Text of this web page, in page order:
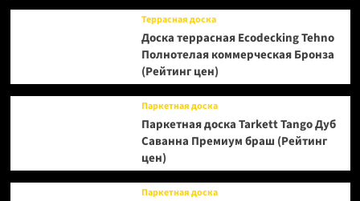
Террасная доска
Доска террасная Ecodecking Tehno
Полнотелая коммерческая Бронза
(Рейтинг цен)
Паркетная доска
Паркетная доска Tarkett Tango Дуб
Саванна Премиум браш (Рейтинг
цен)
Паркетная доска